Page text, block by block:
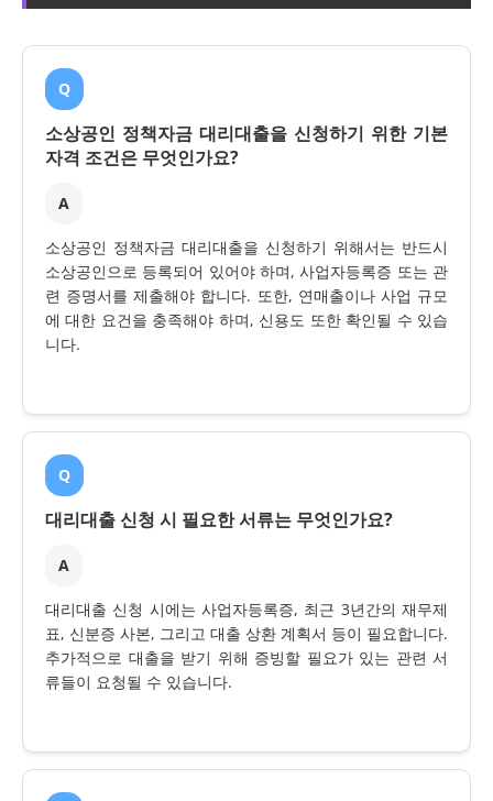
Q
소상공인 정책자금 대리대출을 신청하기 위한 기본
자격 조건은 무엇인가요?
A
소상공인 정책자금 대리대출을 신청하기 위해서는 반드시
소상공인으로 등록되어 있어야 하며, 사업자등록증 또는 관
련 증명서를 제출해야 합니다. 또한, 연매출이나 사업 규모
에 대한 요건을 충족해야 하며, 신용도 또한 확인될 수 있습
니다.
Q
대리대출 신청 시 필요한 서류는 무엇인가요?
A
대리대출 신청 시에는 사업자등록증, 최근 3년간의 재무제
표, 신분증 사본, 그리고 대출 상환 계획서 등이 필요합니다.
추가적으로 대출을 받기 위해 증빙할 필요가 있는 관련 서
류들이 요청될 수 있습니다.